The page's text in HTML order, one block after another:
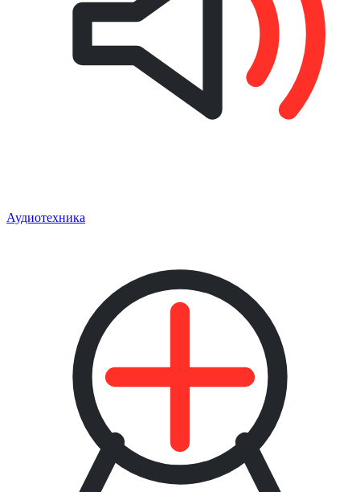
Аудиотехника